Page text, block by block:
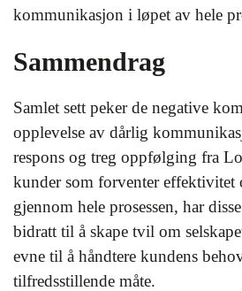
kommunikasjon i løpet av hele
Sammendrag
Samlet sett peker de negative
opplevelse av dårlig
respons og treg oppfølging fra
kunder som forventer effektivitet
gjennom hele prosessen, har
bidratt til å skape tvil om
evne til å håndtere kundens
tilfredsstillende måte.